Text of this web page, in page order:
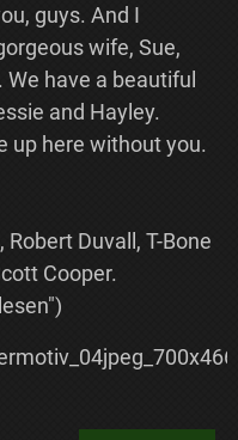
guys. And I
wife, Sue,
have a beautiful
and Hayley.
up here without you.
Duvall, T-Bone
Cooper.